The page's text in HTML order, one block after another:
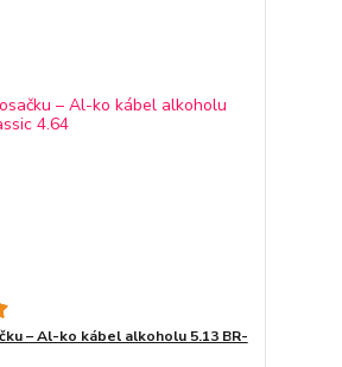
– Al-ko kábel alkoholu 5.13 BR-